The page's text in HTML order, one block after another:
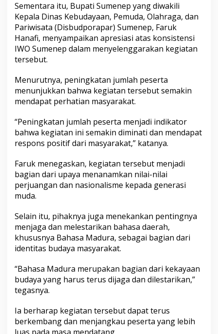
Sementara itu, Bupati Sumenep yang diwakili
Kepala Dinas Kebudayaan, Pemuda, Olahraga, dan
Pariwisata (Disbudporapar) Sumenep, Faruk
Hanafi, menyampaikan apresiasi atas konsistensi
IWO Sumenep dalam menyelenggarakan kegiatan
tersebut.
Menurutnya, peningkatan jumlah peserta
menunjukkan bahwa kegiatan tersebut semakin
mendapat perhatian masyarakat.
“Peningkatan jumlah peserta menjadi indikator
bahwa kegiatan ini semakin diminati dan mendapat
respons positif dari masyarakat,” katanya.
Faruk menegaskan, kegiatan tersebut menjadi
bagian dari upaya menanamkan nilai-nilai
perjuangan dan nasionalisme kepada generasi
muda.
Selain itu, pihaknya juga menekankan pentingnya
menjaga dan melestarikan bahasa daerah,
khususnya Bahasa Madura, sebagai bagian dari
identitas budaya masyarakat.
“Bahasa Madura merupakan bagian dari kekayaan
budaya yang harus terus dijaga dan dilestarikan,”
tegasnya.
Ia berharap kegiatan tersebut dapat terus
berkembang dan menjangkau peserta yang lebih